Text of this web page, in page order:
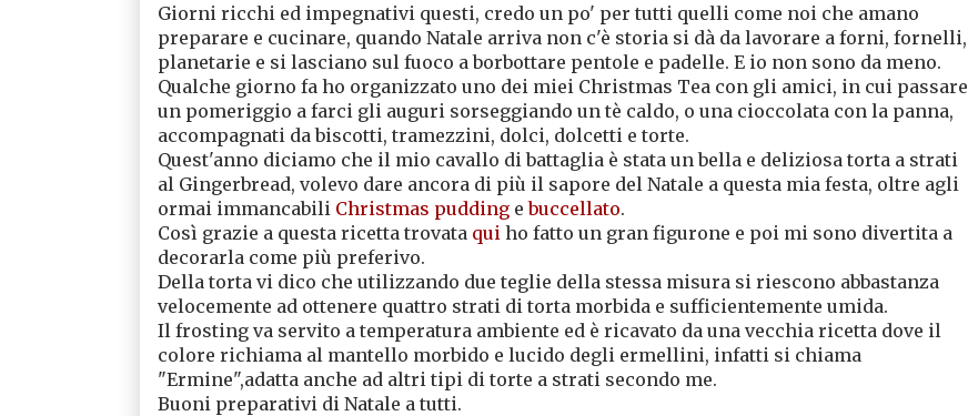
Giorni ricchi ed impegnativi questi, credo un po' per tutti quelli come noi che amano
preparare e cucinare, quando Natale arriva non c'è storia si dà da lavorare a forni, fornelli,
planetarie e si lasciano sul fuoco a borbottare pentole e padelle. E io non sono da meno.
Qualche giorno fa ho organizzato uno dei miei Christmas Tea con gli amici, in cui passare
un pomeriggio a farci gli auguri sorseggiando un tè caldo, o una cioccolata con la panna,
accompagnati da biscotti, tramezzini, dolci, dolcetti e torte.
Quest'anno diciamo che il mio cavallo di battaglia è stata un bella e deliziosa torta a strati
al Gingerbread, volevo dare ancora di più il sapore del Natale a questa mia festa, oltre agli
ormai immancabili Christmas puddinge buccellato.
Così grazie a questa ricetta trovata qui ho fatto un gran figurone e poi mi sono divertita a
decorarla come più preferivo.
Della torta vi dico che utilizzando due teglie della stessa misura si riescono abbastanza
velocemente ad ottenere quattro strati di torta morbida e sufficientemente umida.
Il frosting va servito a temperatura ambiente ed è ricavato da una vecchia ricetta dove il
colore richiama al mantello morbido e lucido degli ermellini, infatti si chiama
"Ermine",adatta anche ad altri tipi di torte a strati secondo me.
Buoni preparativi di Natale a tutti.